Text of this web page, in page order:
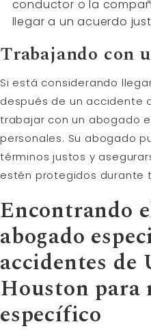
conductor o la
llegar a un acuerdo
Trabajando con
Si está considerando
después de un accidente
trabajar con un abogado
personales. Su abogado
términos justos y
estén protegidos durante
Encontrando
abogado
accidentes de
Houston para
específico